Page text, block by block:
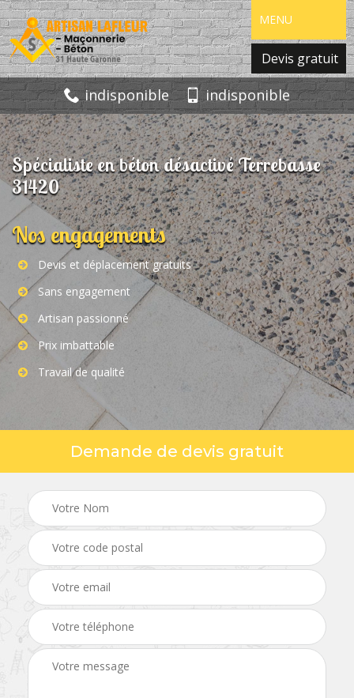
MENU
Devis gratuit
indisponible indisponible
Spécialiste en béton désactivé Terrebasse
31420
Nos engagements
Devis et déplacement gratuits
Sans engagement
Artisan passionné
Prix imbattable
Travail de qualité
Demande de devis gratuit